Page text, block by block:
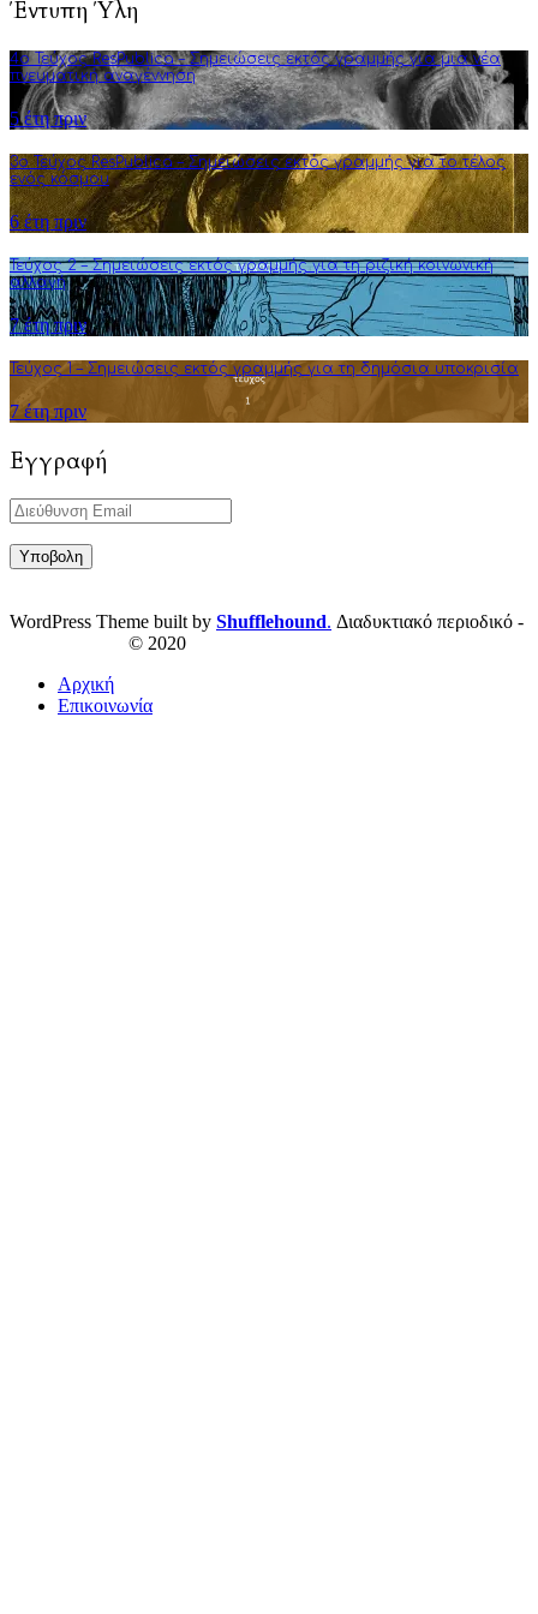
Έντυπη Ύλη
4o Τεύχος ResPublica – Σημειώσεις εκτός γραμμής για μια νέα
πνευματική αναγέννηση
5 έτη πριν
3o Τεύχος ResPublica – Σημειώσεις εκτός γραμμής για το τέλος
ενός κόσμου
6 έτη πριν
Τεύχος 2 – Σημειώσεις εκτός γραμμής για τη ριζική κοινωνική
αλλαγή
7 έτη πριν
Τεύχος 1 – Σημειώσεις εκτός γραμμής για τη δημόσια υποκρισία
7 έτη πριν
Εγγραφή
WordPress Theme built by Shufflehound. Διαδυκτιακό περιοδικό -
© 2020
Αρχική
Επικοινωνία